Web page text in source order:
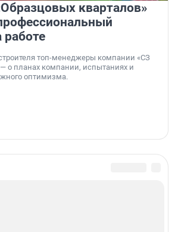
кварталов»
работе
топ-менеджеры компании «СЗ
о планах компании, испытаниях и
оптимизма.